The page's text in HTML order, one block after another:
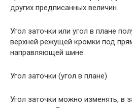
других предписанных величин.
Угол заточки или угол в плане
верхней режущей кромки под
направляющей шине.
Угол заточки (угол в плане)
Угол заточки можно изменять, в